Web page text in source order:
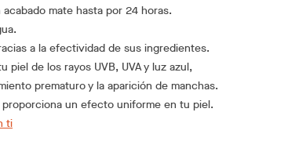
mate hasta por 24 horas.
a la efectividad de sus ingredientes.
piel de los rayos UVB, UVA y luz azul,
prematuro y la aparición de manchas.
un efecto uniforme en tu piel.
ti